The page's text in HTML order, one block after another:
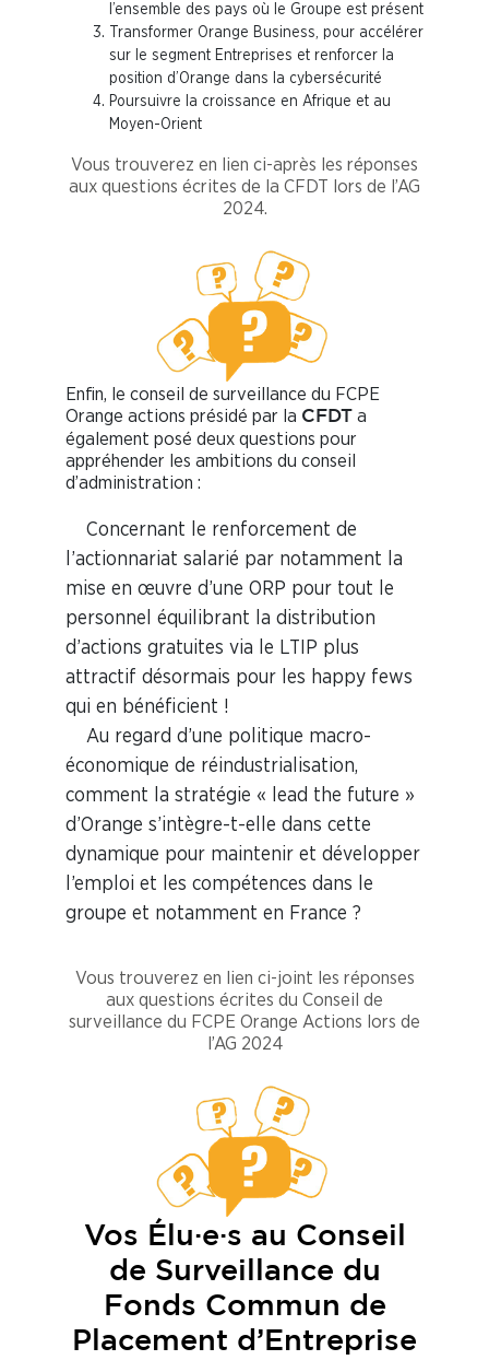
l’ensemble des pays où le Groupe est présent
Transformer Orange Business, pour accélérer
sur le segment Entreprises et renforcer la
position d’Orange dans la cybersécurité
Poursuivre la croissance en Afrique et au
Moyen-Orient
Vous trouverez en lien ci-après les réponses
aux questions écrites de la CFDT lors de l’AG
2024.
Enfin, le conseil de surveillance du FCPE
Orange actions présidé par la CFDT
a
également posé deux questions pour
appréhender les ambitions du conseil
d’administration :
Concernant le renforcement de
l’actionnariat salarié par notamment la
mise en œuvre d’une ORP pour tout le
personnel équilibrant la distribution
d’actions gratuites via le LTIP plus
attractif désormais pour les happy fews
qui en bénéficient !
Au regard d’une politique macro-
économique de réindustrialisation,
comment la stratégie « lead the future »
d’Orange s’intègre-t-elle dans cette
dynamique pour maintenir et développer
l’emploi et les compétences dans le
groupe et notamment en France ?
Vous trouverez en lien ci-joint les réponses
aux questions écrites du Conseil de
surveillance du FCPE Orange Actions lors de
l’AG 2024
Vos Élu·e·s au Conseil
de Surveillance du
Fonds Commun de
Placement d’Entreprise